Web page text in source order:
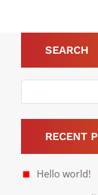
SEARCH
RECENT
Hello world!